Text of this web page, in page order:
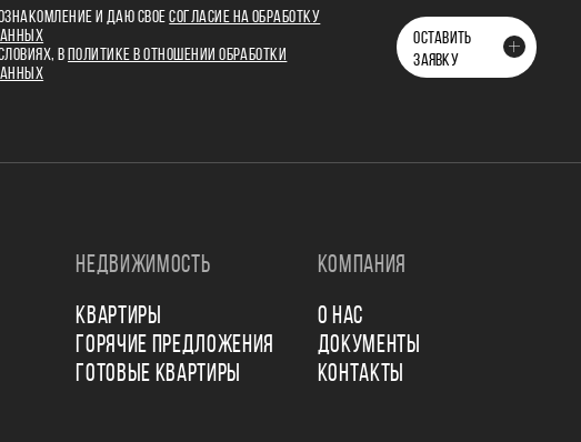
И ДАЮ СВОЕСОГЛАСИЕ НА ОБРАБОТКУ
В
ПОЛИТИКЕ В ОТНОШЕНИИ ОБРАБОТКИ
ОСТАВИТЬ
ЗАЯВКУ
НЕДВИЖИМОСТЬ
КВАРТИРЫ
ГОРЯЧИЕ ПРЕДЛОЖЕНИЯ
ГОТОВЫЕ КВАРТИРЫ
КОМПАНИЯ
О НАС
ДОКУМЕНТЫ
КОНТАКТЫ